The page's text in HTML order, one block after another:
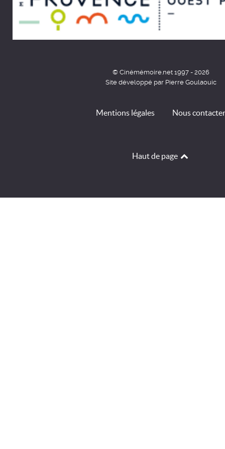
© Cinémémoire.net 1997 - 2026
Site développé par Pierre Goulaouic
Mentions légales Nous contacter
Haut de page